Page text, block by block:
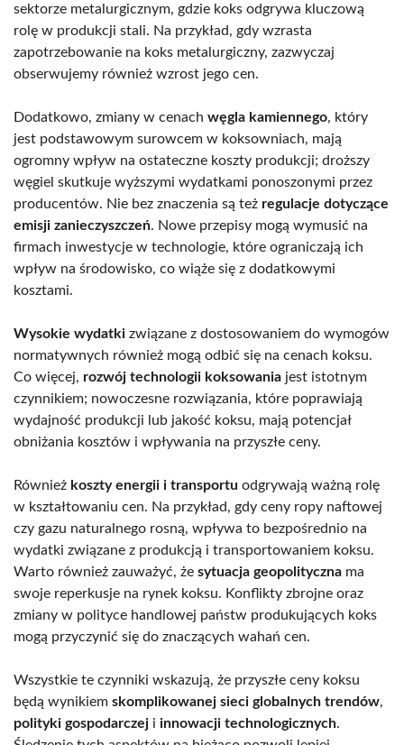
sektorze metalurgicznym, gdzie koks odgrywa kluczową
rolę w produkcji stali. Na przykład, gdy wzrasta
zapotrzebowanie na koks metalurgiczny, zazwyczaj
obserwujemy również wzrost jego cen.
Dodatkowo, zmiany w cenach węgla kamiennego, który
jest podstawowym surowcem w koksowniach, mają
ogromny wpływ na ostateczne koszty produkcji; droższy
węgiel skutkuje wyższymi wydatkami ponoszonymi przez
producentów. Nie bez znaczenia są też regulacje dotyczące
emisji zanieczyszczeń. Nowe przepisy mogą wymusić na
firmach inwestycje w technologie, które ograniczają ich
wpływ na środowisko, co wiąże się z dodatkowymi
kosztami.
Wysokie wydatki związane z dostosowaniem do wymogów
normatywnych również mogą odbić się na cenach koksu.
Co więcej, rozwój technologii koksowania jest istotnym
czynnikiem; nowoczesne rozwiązania, które poprawiają
wydajność produkcji lub jakość koksu, mają potencjał
obniżania kosztów i wpływania na przyszłe ceny.
Również koszty energii i transportu odgrywają ważną rolę
w kształtowaniu cen. Na przykład, gdy ceny ropy naftowej
czy gazu naturalnego rosną, wpływa to bezpośrednio na
wydatki związane z produkcją i transportowaniem koksu.
Warto również zauważyć, że sytuacja geopolityczna ma
swoje reperkusje na rynek koksu. Konflikty zbrojne oraz
zmiany w polityce handlowej państw produkujących koks
mogą przyczynić się do znaczących wahań cen.
Wszystkie te czynniki wskazują, że przyszłe ceny koksu
będą wynikiem skomplikowanej sieci globalnych trendów,
polityki gospodarczej i innowacji technologicznych.